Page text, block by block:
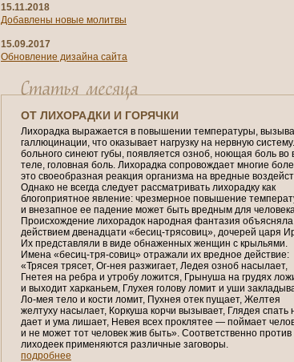
15.11.2018
Добавлены новые молитвы
15.09.2017
Обновление дизайна сайта
ОТ ЛИХОРАДКИ И ГОРЯЧКИ
Лихорадка выражается в повышении температуры,
галлюцинации, что оказывает нагрузку на нервную
больного синеют губы, появляется озноб, ноющая боль во
теле, головная боль. Лихорадка сопровождает многие
это своеобразная реакция организма на вредные
Однако не всегда следует рассматривать лихорадку как
блогоприятное явление: чрезмерное повышение
и внезапное ее падение может быть вредным для
Происхождение лихорадок народная фантазия объясняла
действием двенадцати «бесиц-трясовиц», дочерей царя
Их представляли в виде обнаженных женщин с крыльями.
Имена «бесиц-тря-совиц» отражали их вредное действие:
«Трясея трясет, Ог-нея разжигает, Ледея озноб насылает,
Гнетея на ребра и утробу ложится, Грынуша на грудях
и выходит харканьем, Глухея голову ломит и уши
Ло-мея тело и кости ломит, Пухнея отек пущает, Желтея
желтуху насылает, Коркуша корчи вызывает, Глядея спать
дает и ума лишает, Невея всех проклятее — поймает
и не может тот человек жив быть». Соответственно против
лиходеек применяются различные заговоры.
подробнее